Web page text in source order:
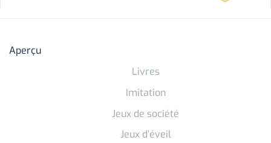
Aperçu
Livres
Imitation
Jeux de société
Jeux d’éveil